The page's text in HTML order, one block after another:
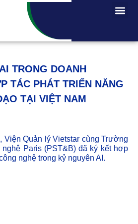
TRONG DOANH
TÁC PHÁT TRIỂN NĂNG
TẠI VIỆT NAM
Viện Quản lý Vietstar cùng Trường
nghệ Paris (PST&B) đã ký kết hợp
nghệ trong kỷ nguyên AI.